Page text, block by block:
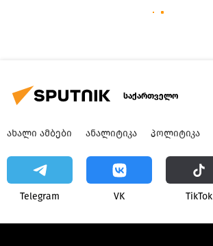
საქართველო
ᲐᲮᲐᲚᲘ ᲐᲛᲑᲔᲑᲘ ᲐᲜᲐᲚᲘᲢᲘᲙᲐ ᲞᲝᲚᲘᲢᲘᲙᲐ
Telegram VK ТikТоk